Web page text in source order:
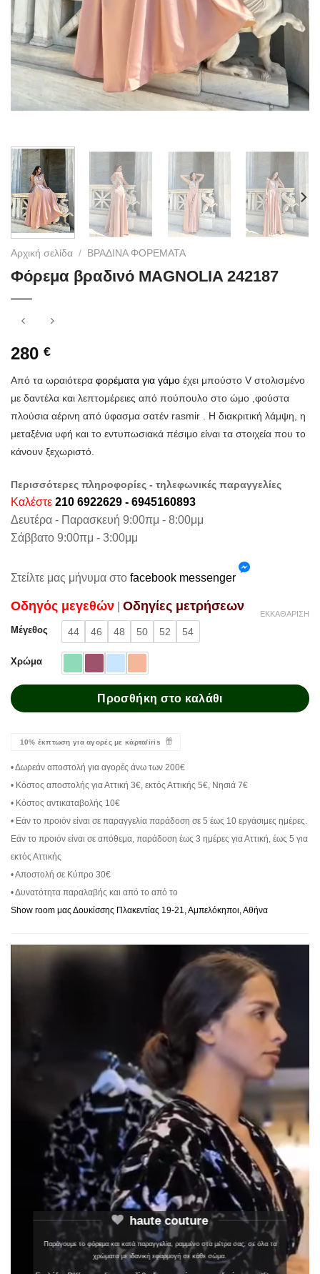
Αρχική σελίδα / ΒΡΑΔΙΝΑ ΦΟΡΕΜΑΤΑ
Φόρεμα βραδινό MAGNOLIA 242187
280 €
Από τα ωραιότερα φορέματα για γάμο έχει μπούστο V στολισμένο
με δαντέλα και λεπτομέρειες από πούπουλο στο ώμο ,φούστα
πλούσια αέρινη από ύφασμα σατέν rasmir . Η διακριτική λάμψη, η
μεταξένια υφή και το εντυπωσιακά πέσιμο είναι τα στοιχεία που το
κάνουν ξεχωριστό.
Περισσότερες πληροφορίες - τηλεφωνικές παραγγελίες
Καλέστε 210 6922629 - 6945160893
Δευτέρα - Παρασκευή 9:00πμ - 8:00μμ
Σάββατο 9:00πμ - 3:00μμ
Στείλτε μας μήνυμα στο facebook messenger
Oδηγός μεγεθών Oδηγίες μετρήσεων
Μέγεθος 44 46 48 50 52 54
Χρώμα
ΕΚΚΑΘΆΡΙΣΗ
Προσθήκη στο καλάθι
10% έκπτωση για αγορές με κάρτα/iris
• Δωρεάν αποστολή για αγορές άνω των 200€
• Κόστος αποστολής για Αττική 3€, εκτός Αττικής 5€, Νησιά 7€
• Κόστος αντικαταβολής 10€
• Εάν το προιόν είναι σε παραγγελία παράδοση σε 5 έως 10 εργάσιμες ημέρες.
Εάν το προιόν είναι σε απόθεμα, παράδοση έως 3 ημέρες για Αττική, έως 5 για
εκτός Αττικής
• Αποστολή σε Κύπρο 30€
• Δυνατότητα παραλαβής και από το από το
Show room μας Δουκίσσης Πλακεντίας 19-21, Αμπελόκηποι, Αθήνα
haute couture
Παράγουμε το φόρεμα και κατά παραγγελία, ραμμένο στα μέτρα σας, σε όλα τα
χρώματα με ιδανική εφαρμογή σε κάθε σώμα.